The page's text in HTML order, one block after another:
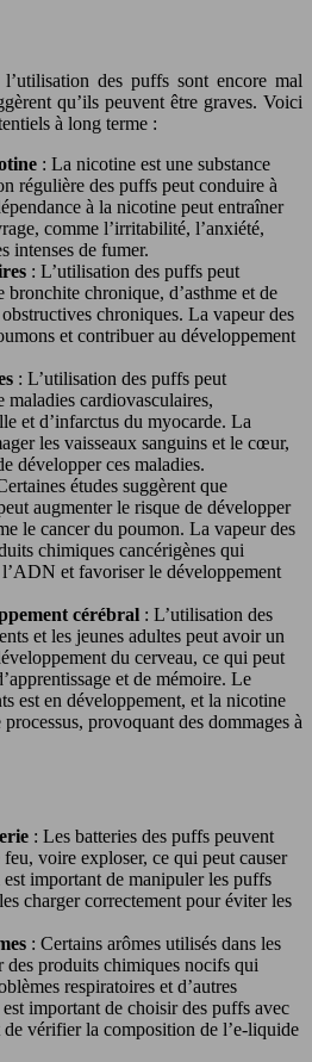
des puffs sont encore mal
qu’ils peuvent être graves. Voici
à long terme :
: La nicotine est une substance
régulière des puffs peut conduire à
à la nicotine peut entraîner
comme l’irritabilité, l’anxiété,
intenses de fumer.
: L’utilisation des puffs peut
bronchite chronique, d’asthme et de
chroniques. La vapeur des
et contribuer au développement
: L’utilisation des puffs peut
maladies cardiovasculaires,
et d’infarctus du myocarde. La
les vaisseaux sanguins et le cœur,
développer ces maladies.
études suggèrent que
augmenter le risque de développer
le cancer du poumon. La vapeur des
chimiques cancérigènes qui
et favoriser le développement
cérébral : L’utilisation des
et les jeunes adultes peut avoir un
du cerveau, ce qui peut
et de mémoire. Le
est en développement, et la nicotine
provoquant des dommages à
: Les batteries des puffs peuvent
voire exploser, ce qui peut causer
important de manipuler les puffs
charger correctement pour éviter les
: Certains arômes utilisés dans les
des produits chimiques nocifs qui
respiratoires et d’autres
important de choisir des puffs avec
de vérifier la composition de l’e-liquide